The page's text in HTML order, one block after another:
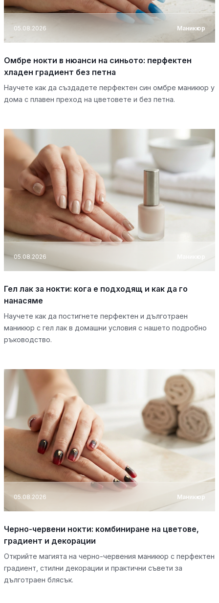
05.08.2026 Маникюр
Омбре нокти в нюанси на синьото: перфектен
хладен градиент без петна
Научете как да създадете перфектен син омбре маникюр у
дома с плавен преход на цветовете и без петна.
05.08.2026
Гел лак за нокти: кога е подходящ и как да го
нанасяме
Научете как да постигнете перфектен и дълготраен
маникюр с гел лак в домашни условия с нашето подробно
ръководство.
05.08.2026 Маникюр
Черно-червени нокти: комбиниране на цветове,
градиент и декорации
Открийте магията на черно-червения маникюр с перфектен
градиент, стилни декорации и практични съвети за
дълготраен блясък.